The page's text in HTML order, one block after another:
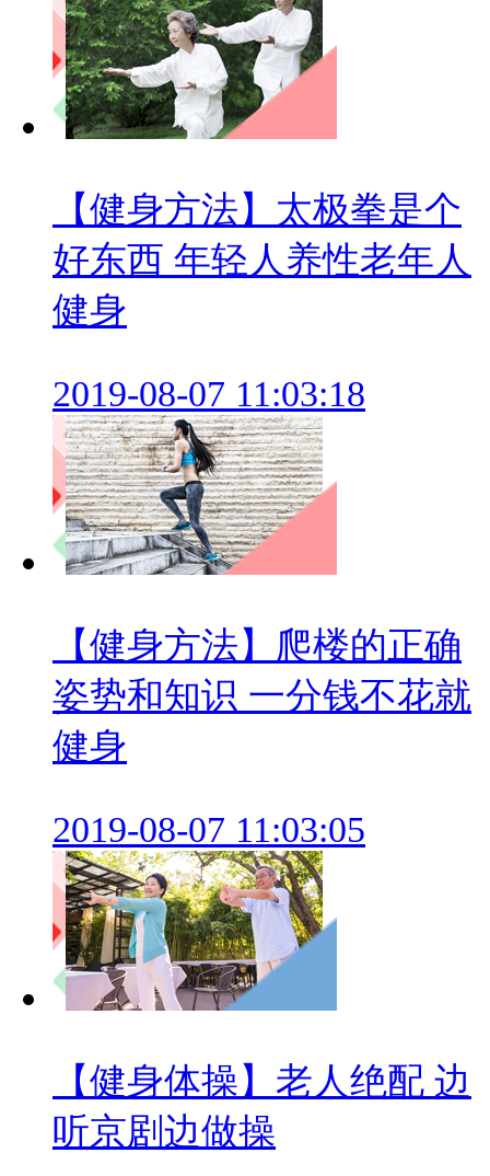
【健身方法】太极拳是个
好东西 年轻人养性老年人
健身
2019-08-07 11:03:18
【健身方法】爬楼的正确
姿势和知识 一分钱不花就
健身
2019-08-07 11:03:05
【健身体操】老人绝配 边
听京剧边做操